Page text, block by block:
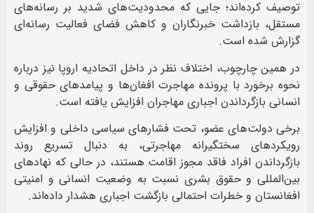
توصیف کرده‌اند؛ جایی که محدودیت‌های شدید بر رسانه‌های
مستقل، بازداشت خبرنگاران و کاهش فضای فعالیت رسانه‌ای
گزارش شده است.
در همین چارچوب، اختلاف نظر در داخل اتحادیه اروپا نیز درباره
نحوه برخورد با پرونده مهاجرت افغان‌ها و پیامدهای حقوقی و
انسانی بازگرداندن اجباری مهاجران افزایش یافته است.
برخی دولت‌های عضو، تحت فشارهای سیاسی داخلی و افزایش
رویکردهای سختگیرانه مهاجرتی، به دنبال تسریع روند
بازگرداندن افراد فاقد مجوز اقامت هستند، در حالی که نهادهای
بین‌المللی و حقوق بشری نسبت به وضعیت انسانی و امنیتی
افغانستان و خطرات احتمالی بازگشت اجباری هشدار داده‌اند.